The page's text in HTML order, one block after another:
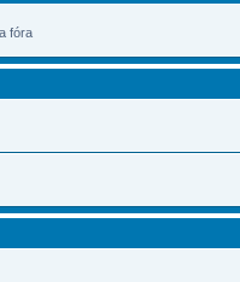
fóra